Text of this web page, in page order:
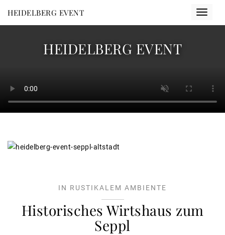
HEIDELBERG EVENT
Toggle
HEIDELBERG EVENT
IN RUSTIKALEM AMBIENTE
Historisches Wirtshaus zum
Seppl
Image